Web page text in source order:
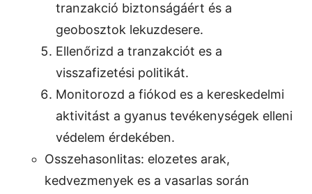
tranzakció biztonságáért és a
geobosztok lekuzdesere.
Ellenőrizd a tranzakciót es a
visszafizetési politikát.
Monitorozd a fiókod es a kereskedelmi
aktivitást a gyanus tevékenységek elleni
védelem érdekében.
Osszehasonlitas: elozetes arak,
kedvezmenyek es a vasarlas során